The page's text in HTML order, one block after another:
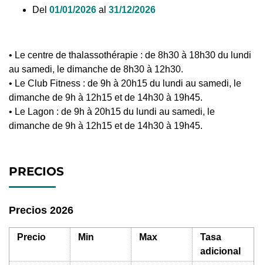
Del 01/01/2026 al 31/12/2026
• Le centre de thalassothérapie : de 8h30 à 18h30 du lundi
au samedi, le dimanche de 8h30 à 12h30.
• Le Club Fitness : de 9h à 20h15 du lundi au samedi, le
dimanche de 9h à 12h15 et de 14h30 à 19h45.
• Le Lagon : de 9h à 20h15 du lundi au samedi, le
dimanche de 9h à 12h15 et de 14h30 à 19h45.
PRECIOS
Precios 2026
Precio Min Max
Tasa
adicional